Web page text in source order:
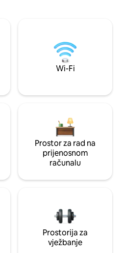
Wi-Fi
Prostor za rad na
prijenosnom
računalu
Prostorija za
vježbanje